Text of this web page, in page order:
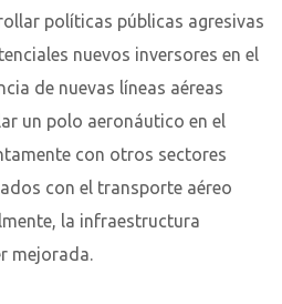
políticas públicas agresivas
nuevos inversores en el
de nuevas líneas aéreas
un polo aeronáutico en el
con otros sectores
con el transporte aéreo
la infraestructura
mejorada.